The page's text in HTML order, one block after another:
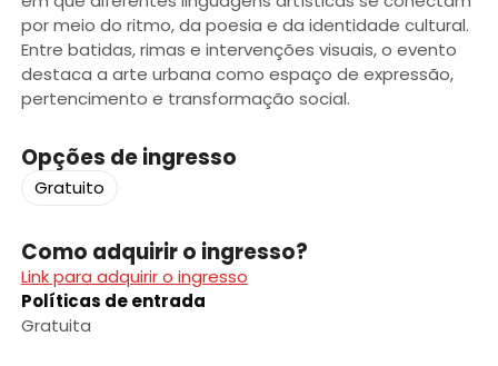
por meio do ritmo, da poesia e da identidade cultural.
Entre batidas, rimas e intervenções visuais, o evento
destaca a arte urbana como espaço de expressão,
pertencimento e transformação social.
Opções de ingresso
Gratuito
Como adquirir o ingresso?
Link para adquirir o ingresso
Políticas de entrada
Gratuita